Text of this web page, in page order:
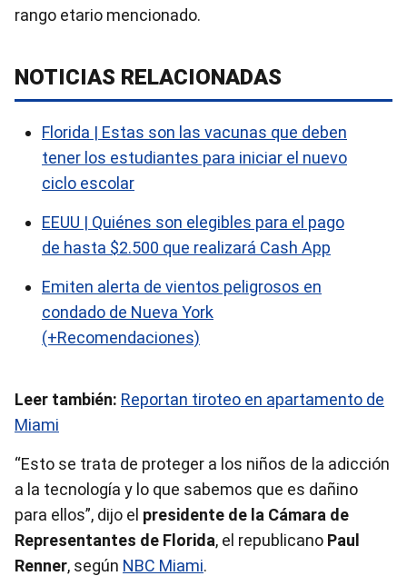
rango etario mencionado.
NOTICIAS RELACIONADAS
Florida | Estas son las vacunas que deben
tener los estudiantes para iniciar el nuevo
ciclo escolar
EEUU | Quiénes son elegibles para el pago
de hasta $2.500 que realizará Cash App
Emiten alerta de vientos peligrosos en
condado de Nueva York
(+Recomendaciones)
Leer también: Reportan tiroteo en apartamento de
Miami
“Esto se trata de proteger a los niños de la adicción
a la tecnología y lo que sabemos que es dañino
para ellos”, dijo el presidente de la Cámara de
Representantes de Florida, el republicano Paul
Renner, según NBC Miami.